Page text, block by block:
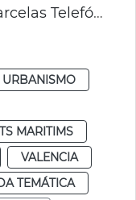
Cambio uso residencial parcelas Telefónica València
URBANISMO
MARITIMS
VALENCIA
TEMÁTICA